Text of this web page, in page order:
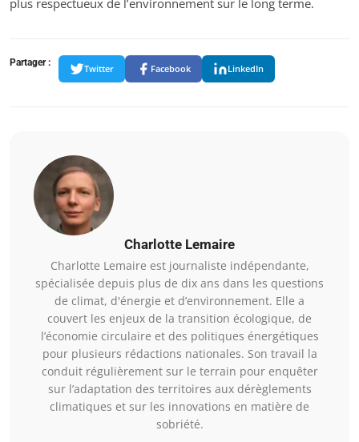
Partager :
Twitter Facebook LinkedIn
Charlotte Lemaire
Charlotte Lemaire est journaliste indépendante,
spécialisée depuis plus de dix ans dans les questions
de climat, d'énergie et d’environnement. Elle a
couvert les enjeux de la transition écologique, de
l’économie circulaire et des politiques énergétiques
pour plusieurs rédactions nationales. Son travail la
conduit régulièrement sur le terrain pour enquêter
sur l’adaptation des territoires aux dérèglements
climatiques et sur les innovations en matière de
sobriété.